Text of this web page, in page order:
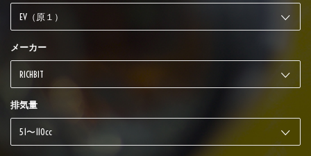
メーカー
排気量